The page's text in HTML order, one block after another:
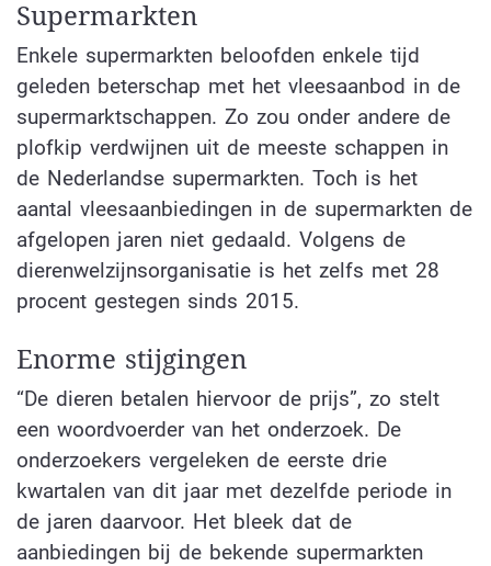
Supermarkten
Enkele supermarkten beloofden enkele tijd
geleden beterschap met het vleesaanbod in de
supermarktschappen. Zo zou onder andere de
plofkip verdwijnen uit de meeste schappen in
de Nederlandse supermarkten. Toch is het
aantal vleesaanbiedingen in de supermarkten de
afgelopen jaren niet gedaald. Volgens de
dierenwelzijnsorganisatie is het zelfs met 28
procent gestegen sinds 2015.
Enorme stijgingen
“De dieren betalen hiervoor de prijs”, zo stelt
een woordvoerder van het onderzoek. De
onderzoekers vergeleken de eerste drie
kwartalen van dit jaar met dezelfde periode in
de jaren daarvoor. Het bleek dat de
aanbiedingen bij de bekende supermarkten